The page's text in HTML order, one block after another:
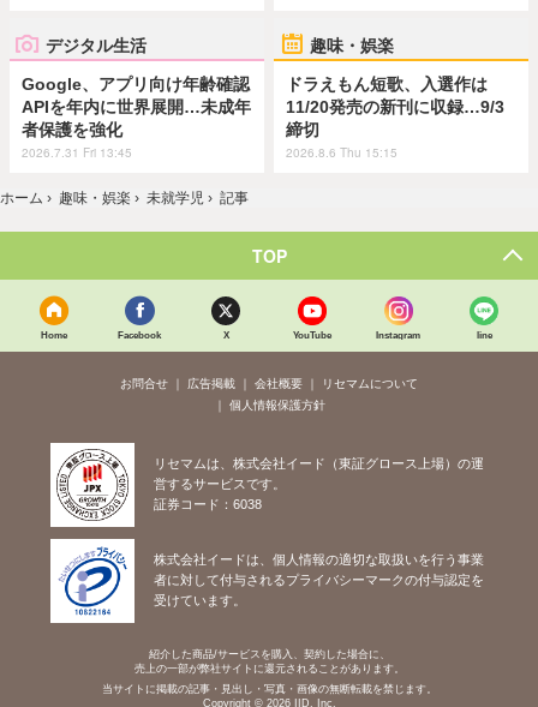
デジタル生活
Google、アプリ向け年齢確認
APIを年内に世界展開…未成年
者保護を強化
2026.7.31 Fri 13:45
趣味・娯楽
ドラえもん短歌、入選作は
11/20発売の新刊に収録…9/3
締切
2026.8.6 Thu 15:15
ホーム › 趣味・娯楽 › 未就学児 › 記事
TOP
Home Facebook X YouTube Instagram line
お問合せ 広告掲載 会社概要
リセマムについて
個人情報保護方針
リセマムは、株式会社イード（東証グロース上場）の運
営するサービスです。
証券コード：6038
株式会社イードは、個人情報の適切な取扱いを行う事業
者に対して付与されるプライバシーマークの付与認定を
受けています。
紹介した商品/サービスを購入、契約した場合に、
売上の一部が弊社サイトに還元されることがあります。
当サイトに掲載の記事・見出し・写真・画像の無断転載を禁じます。
Copyright © 2026 IID, Inc.